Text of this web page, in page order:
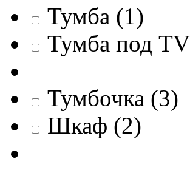
Тумба (1)
Тумба под TV
Тумбочка (3)
Шкаф (2)